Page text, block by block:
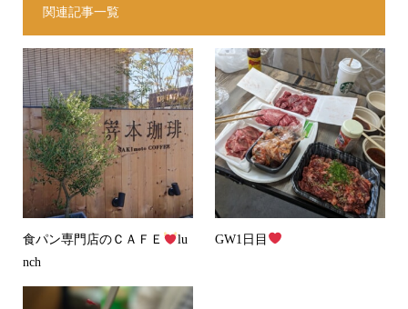
関連記事一覧
食パン専門店のＣＡＦＥ
lu
nch
GW1日目